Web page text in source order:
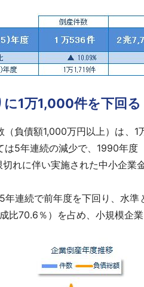
1万1,000件を下回る
負債額1,000万円以上）は、
5年連続の減少で、1990年
れに伴い実施された中小企
連続で前年度を下回り、水
比70.6％）を占め、小規模企